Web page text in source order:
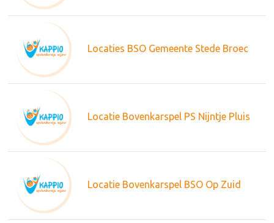
Locaties BSO Gemeente Stede Broec
Locatie Bovenkarspel PS Nijntje Pluis
Locatie Bovenkarspel BSO Op Zuid